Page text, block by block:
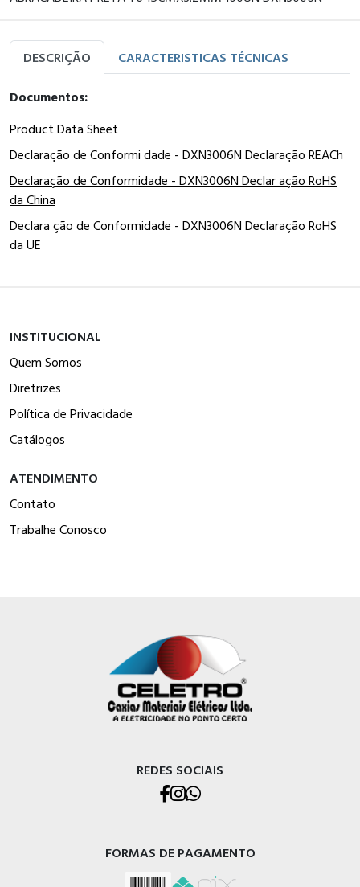
DESCRIÇÃO CARACTERISTICAS TÉCNICAS
Documentos:
Product Data Sheet
Declaração de Conformi dade - DXN3006N Declaração REACh
Declaração de Conformidade - DXN3006N Declar ação RoHS
da China
Declara ção de Conformidade - DXN3006N Declaração RoHS
da UE
INSTITUCIONAL
Quem Somos
Diretrizes
Política de Privacidade
Catálogos
ATENDIMENTO
Contato
Trabalhe Conosco
REDES SOCIAIS
FORMAS DE PAGAMENTO